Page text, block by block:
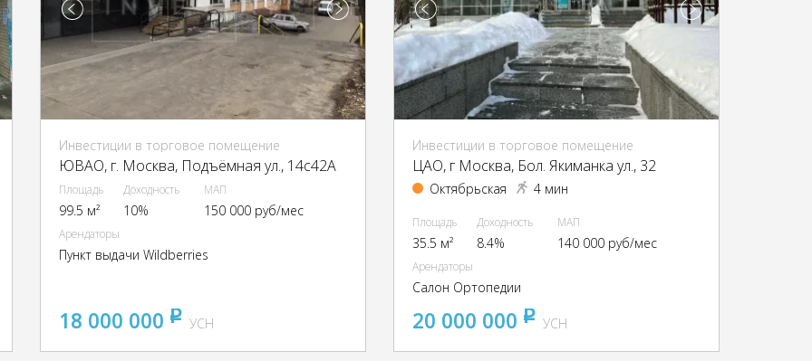
Инвестиции в торговое помещение
ЮВАО, г. Москва, Подъёмная ул., 14с42А
Площадь
99.5 м²
Доходность
10%
МАП
150 000 руб/мес
Арендаторы
Пункт выдачи Wildberries
18 000 000 pуб
УСН
Инвестиции в торговое помещение
ЦАО, г Москва, Бол. Якиманка ул., 32
Октябрьская 4 мин
Площадь
35.5 м²
Доходность
8.4%
МАП
140 000 руб/мес
Арендаторы
Салон Ортопедии
20 000 000 pуб
УСН